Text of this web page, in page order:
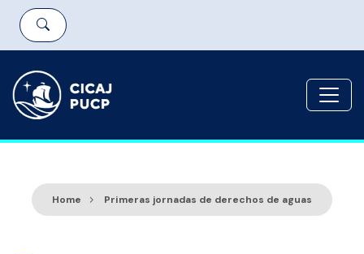
Home Primeras jornadas de derechos de aguas